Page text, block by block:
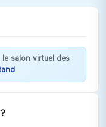
le salon virtuel des